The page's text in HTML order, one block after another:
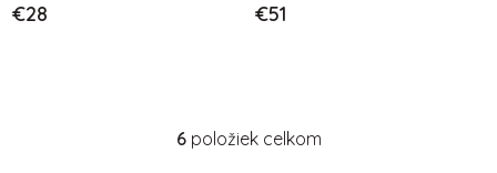
€28 €51
O
6položiek celkom